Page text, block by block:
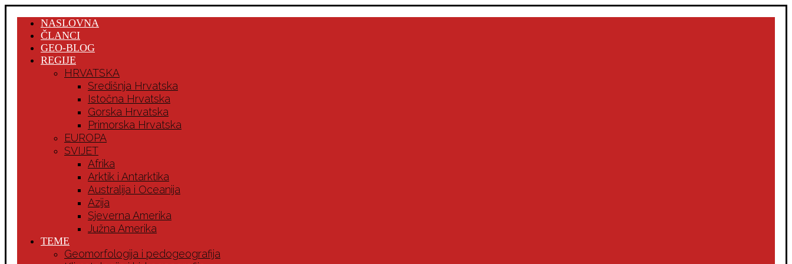
NASLOVNA
ČLANCI
GEO-BLOG
REGIJE
HRVATSKA
Središnja Hrvatska
Istočna Hrvatska
Gorska Hrvatska
Primorska Hrvatska
EUROPA
SVIJET
Afrika
Arktik i Antarktika
Australija i Oceanija
Azija
Sjeverna Amerika
Južna Amerika
TEME
Geomorfologija i pedogeografija